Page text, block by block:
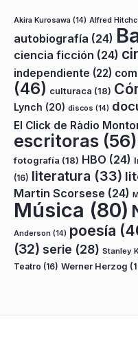
Akira Kurosawa (14) Alfred
autobiografía (24)
ciencia ficción (24)
independiente (22)
(46) culturaca (18)
Lynch (20) discos (14)
El Click de Ràdio
escritoras (56)
fotografía (18) HBO (24)
(16) literatura (33)
Martin Scorsese (24)
Música (80)
Anderson (14) poesía
(32) serie (28) Stanley
Teatro (16) Werner Herzog